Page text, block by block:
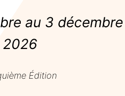
au 3 décembre
2026
Édition